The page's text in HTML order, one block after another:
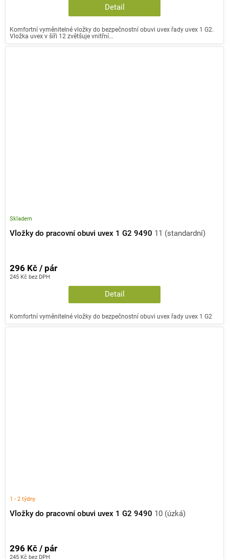
Detail
Komfortní vyměnitelné vložky do bezpečnostní obuvi uvex řady uvex 1 G2.
Vložka uvex v šíři 12 zvětšuje vnitřní...
Vložky do pracovní obuvi uvex 1 G2 9490 11 (standardní)
Skladem
245 Kč bez DPH
296 Kč / pár
Detail
Komfortní vyměnitelné vložky do bezpečnostní obuvi uvex řady uvex 1 G2
Vložky do pracovní obuvi uvex 1 G2 9490 10 (úzká)
1 - 2 týdny
245 Kč bez DPH
296 Kč / pár